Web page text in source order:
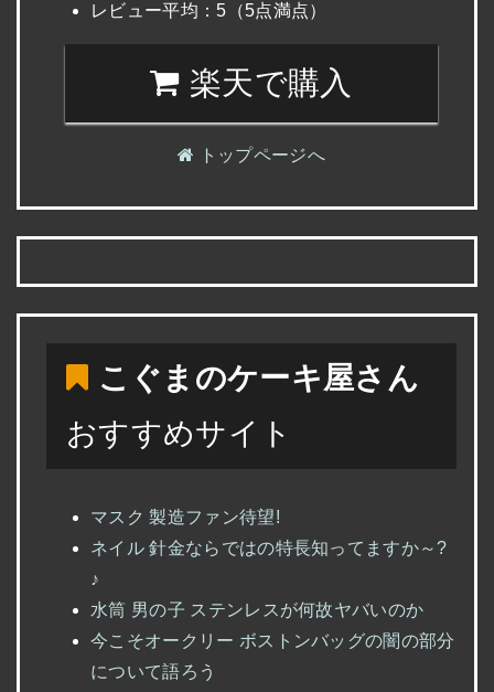
レビュー平均：5（5点満点）
楽天で購入
トップページへ
こぐまのケーキ屋さん
おすすめサイト
マスク 製造ファン待望!
ネイル 針金ならではの特長知ってますか～?
♪
水筒 男の子 ステンレスが何故ヤバいのか
今こそオークリー ボストンバッグの闇の部分
について語ろう